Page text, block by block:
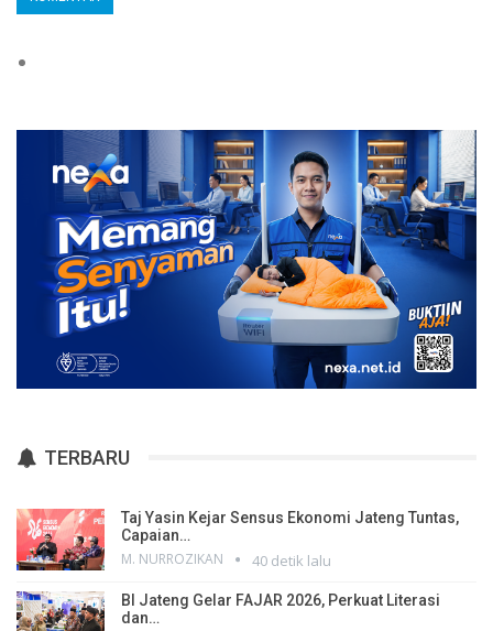
TERBARU
Taj Yasin Kejar Sensus Ekonomi Jateng Tuntas,
Capaian…
M. NURROZIKAN 40 detik lalu
BI Jateng Gelar FAJAR 2026, Perkuat Literasi
dan…